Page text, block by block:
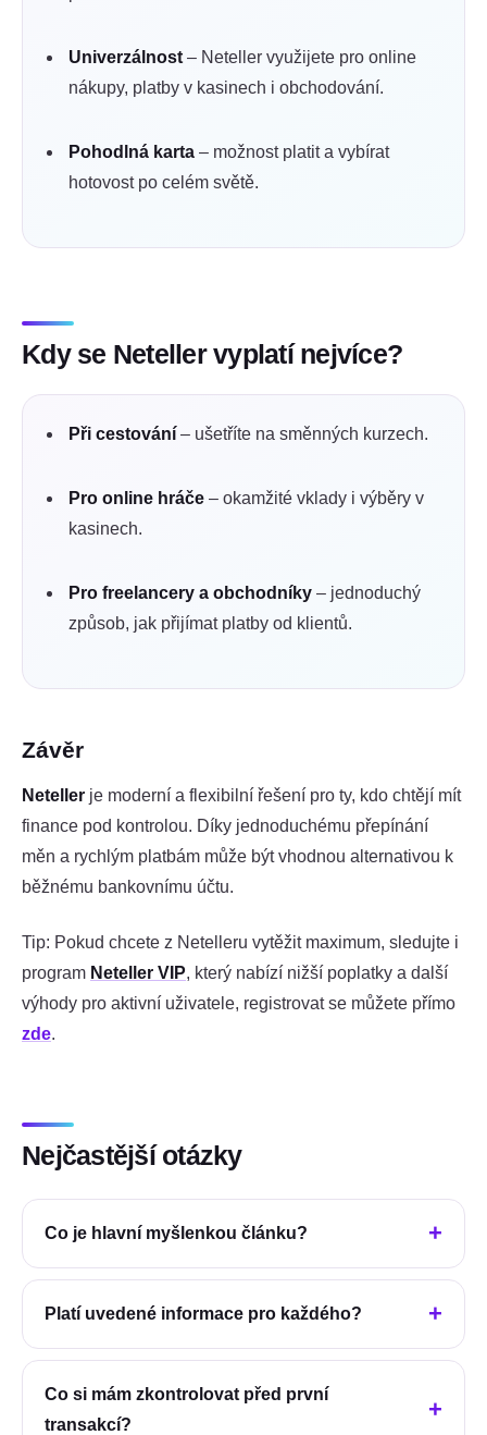
Univerzálnost – Neteller využijete pro online
nákupy, platby v kasinech i obchodování.
Pohodlná karta – možnost platit a vybírat
hotovost po celém světě.
Kdy se Neteller vyplatí nejvíce?
Při cestování – ušetříte na směnných kurzech.
Pro online hráče – okamžité vklady i výběry v
kasinech.
Pro freelancery a obchodníky – jednoduchý
způsob, jak přijímat platby od klientů.
Závěr
Neteller je moderní a flexibilní řešení pro ty, kdo chtějí mít
finance pod kontrolou. Díky jednoduchému přepínání
měn a rychlým platbám může být vhodnou alternativou k
běžnému bankovnímu účtu.
Tip: Pokud chcete z Netelleru vytěžit maximum, sledujte i
program Neteller VIP, který nabízí nižší poplatky a další
výhody pro aktivní uživatele, registrovat se můžete přímo
zde.
Nejčastější otázky
Co je hlavní myšlenkou článku?
Platí uvedené informace pro každého?
Co si mám zkontrolovat před první
transakcí?